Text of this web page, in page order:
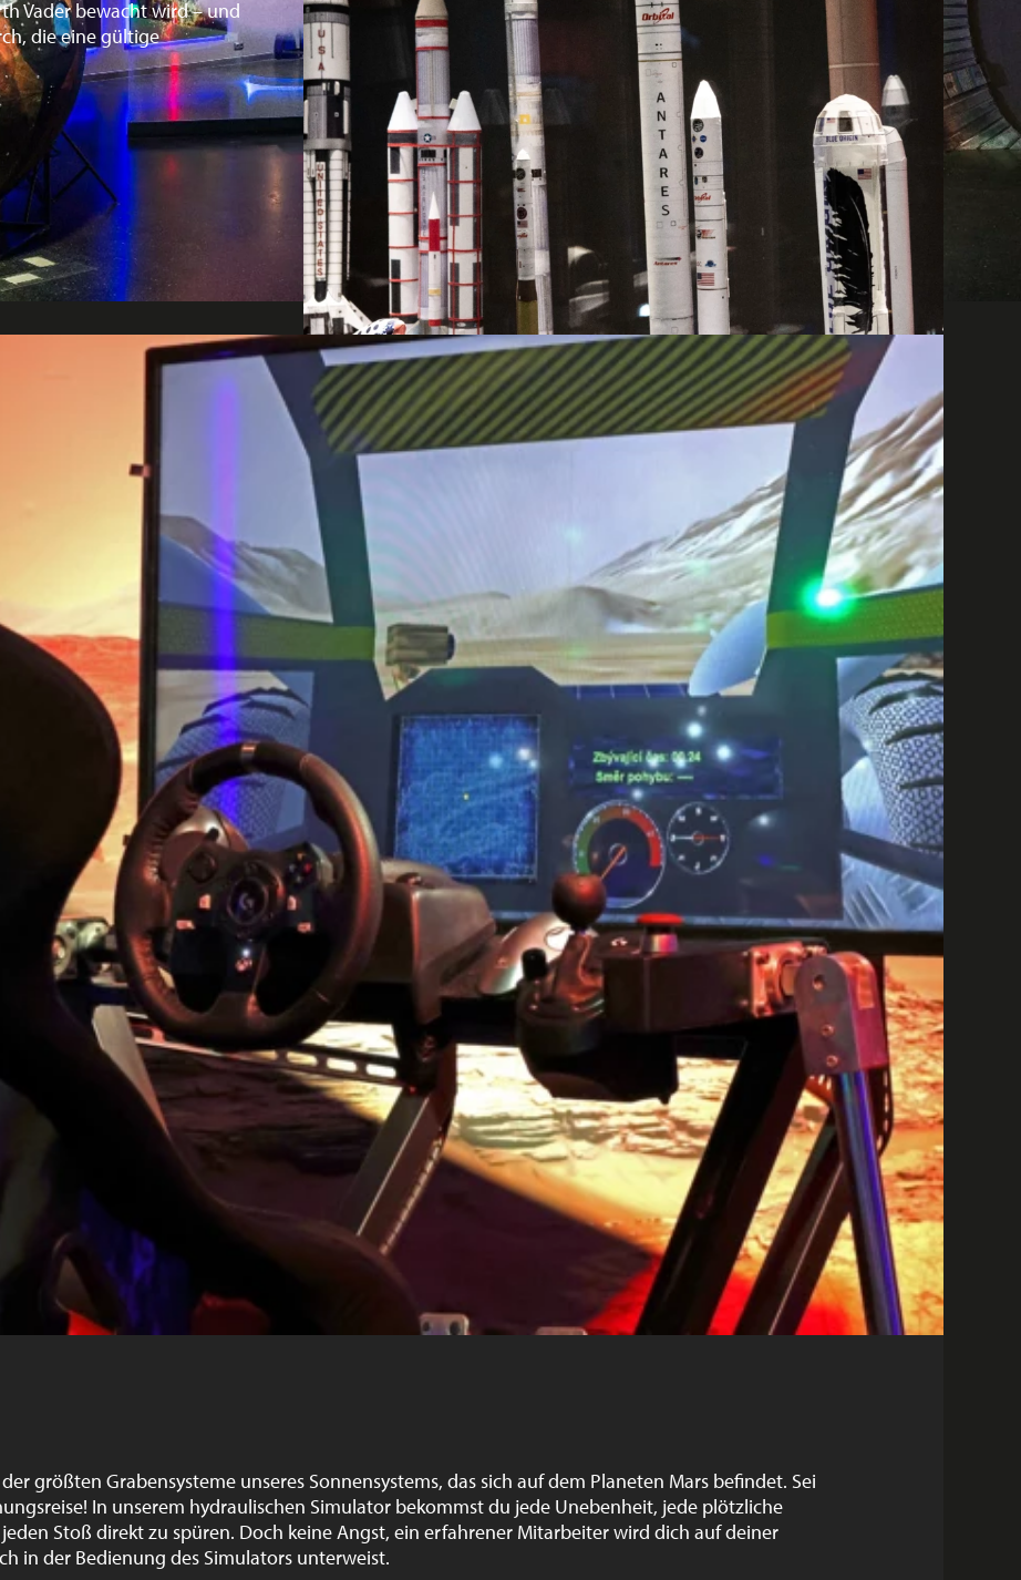
Vader bewacht wird – und
die eine gültige
größten Grabensysteme unseres Sonnensystems, das sich auf dem Planeten Mars befindet. Sei
In unserem hydraulischen Simulator bekommst du jede Unebenheit, jede plötzliche
Stoß direkt zu spüren. Doch keine Angst, ein erfahrener Mitarbeiter wird dich auf deiner
in der Bedienung des Simulators unterweist.